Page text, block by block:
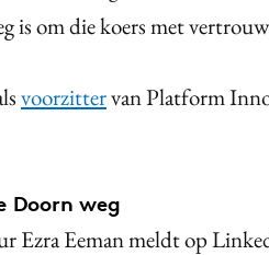
is om die koers met
voorzittervan Platform
Doorn weg
Ezra Eeman meldt op